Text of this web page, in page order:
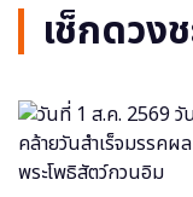
เช็กดวง